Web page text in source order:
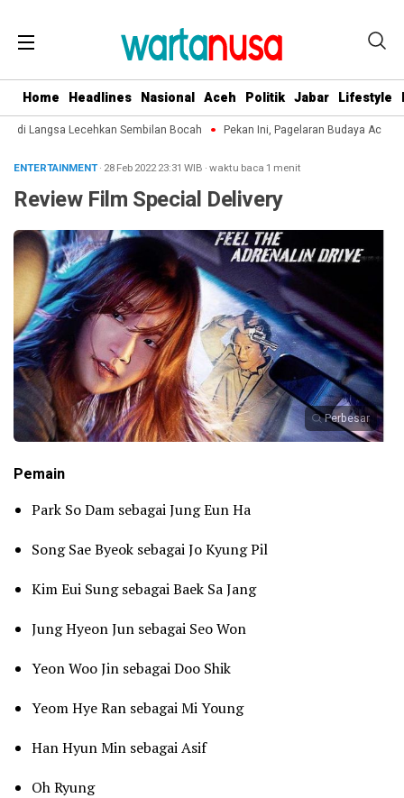
Home Headlines Nasional Aceh Politik Jabar Lifestyle
di Langsa Lecehkan Sembilan Bocah Pekan Ini, Pagelaran Budaya Aceh
ENTERTAINMENT· 28 Feb 202223:31 WIB ·waktu baca 1 menit
Review Film Special Delivery
Perbesar
Pemain
Park So Dam sebagai Jung Eun Ha
Song Sae Byeok sebagai Jo Kyung Pil
Kim Eui Sung sebagai Baek Sa Jang
Jung Hyeon Jun sebagai Seo Won
Yeon Woo Jin sebagai Doo Shik
Yeom Hye Ran sebagai Mi Young
Han Hyun Min sebagai Asif
Oh Ryung